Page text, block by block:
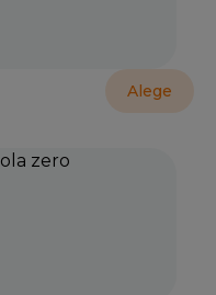
Alege